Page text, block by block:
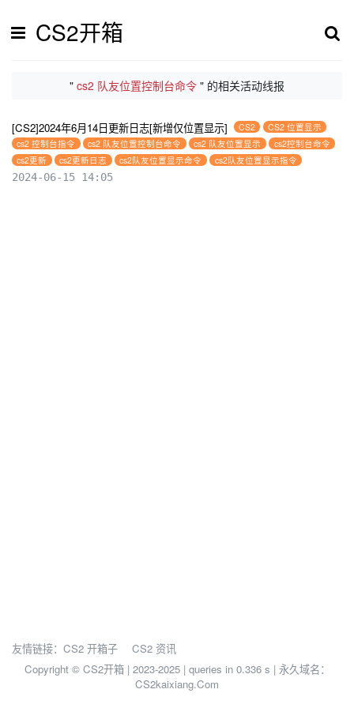
CS2开箱
" cs2 队友位置控制台命令 " 的相关活动线报
[CS2]2024年6月14日更新日志[新增仅位置显示] CS2
CS2 位置显示
cs2 控制台指令
cs2 队友位置控制台命令 cs2 队友位置显示
cs2控制台命令
cs2更新
cs2更新日志 cs2队友位置显示命令 cs2队友位置显示指令
2024-06-15 14:05
友情链接： CS2 开箱子
CS2 资讯
Copyright © CS2开箱 | 2023-2025 | queries in 0.336 s | 永久域名：
CS2kaixiang.Com